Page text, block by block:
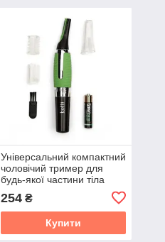
Універсальний компактний
чоловічий тример для
будь-якої частини тіла
254₴
Купити